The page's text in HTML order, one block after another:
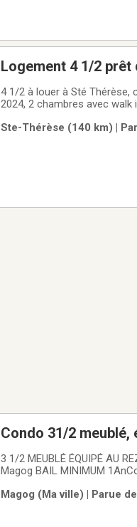
Logement 4 1/2
4 1/2 à louer à Sté Thérèse,
2024, 2 chambres avec walk
(frais de $150 mois).
Ste-Thérèse (140 km) |
Condo 31/2 meublé,
3 1/2 MEUBLÉ ÉQUIPÉ AU REZ-DE-
Magog BAIL MINIMUM
etc.Lac Memphrémagog,
Magog (Ma ville) | Parue